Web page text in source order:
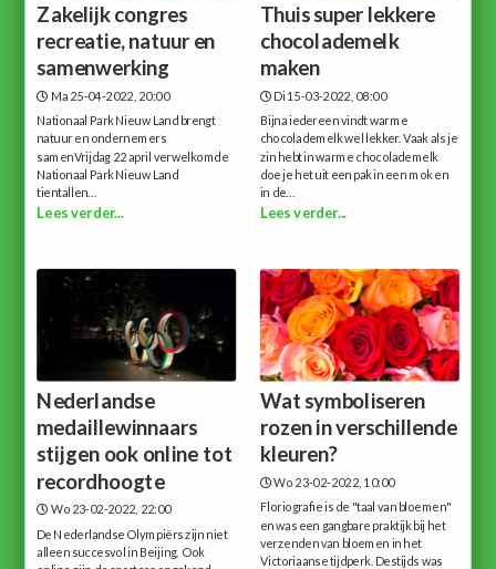
Zakelijk congres
recreatie, natuur en
samenwerking
Ma 25-04-2022, 20:00
Nationaal Park Nieuw Land brengt
natuur en ondernemers
samenVrijdag 22 april verwelkomde
Nationaal Park Nieuw Land
tientallen...
Lees verder...
Thuis super lekkere
chocolademelk
maken
Di 15-03-2022, 08:00
Bijna iedereen vindt warme
chocolademelk wel lekker. Vaak als je
zin hebt in warme chocolademelk
doe je het uit een pak in een mok en
in de...
Lees verder...
Nederlandse
medaillewinnaars
stijgen ook online tot
recordhoogte
Wo 23-02-2022, 22:00
De Nederlandse Olympiërs zijn niet
alleen succesvol in Beijing. Ook
Wat symboliseren
rozen in verschillende
kleuren?
Wo 23-02-2022, 10:00
Floriografie is de "taal van bloemen"
en was een gangbare praktijk bij het
verzenden van bloemen in het
Victoriaanse tijdperk. Destijds was